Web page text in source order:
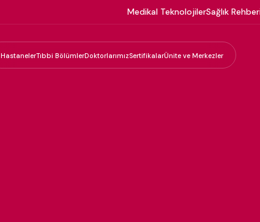
Medikal TeknolojilerSağlık
HastanelerTıbbi BölümlerDoktorlarımızSertifikalarÜnite ve Merkezler